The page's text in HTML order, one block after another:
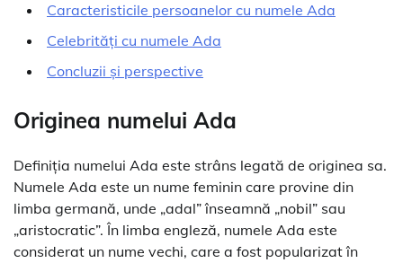
Caracteristicile persoanelor cu numele Ada
Celebrități cu numele Ada
Concluzii și perspective
Originea numelui Ada
Definiția numelui Ada este strâns legată de originea sa.
Numele Ada este un nume feminin care provine din
limba germană, unde „adal” înseamnă „nobil” sau
„aristocratic”. În limba engleză, numele Ada este
considerat un nume vechi, care a fost popularizat în